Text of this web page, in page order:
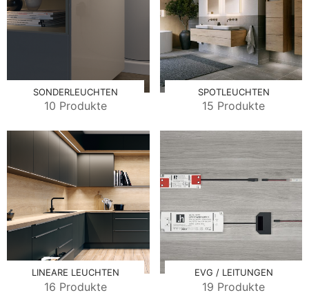
SONDERLEUCHTEN
10 Produkte
SPOTLEUCHTEN
15 Produkte
LINEARE LEUCHTEN
16 Produkte
EVG / LEITUNGEN
19 Produkte